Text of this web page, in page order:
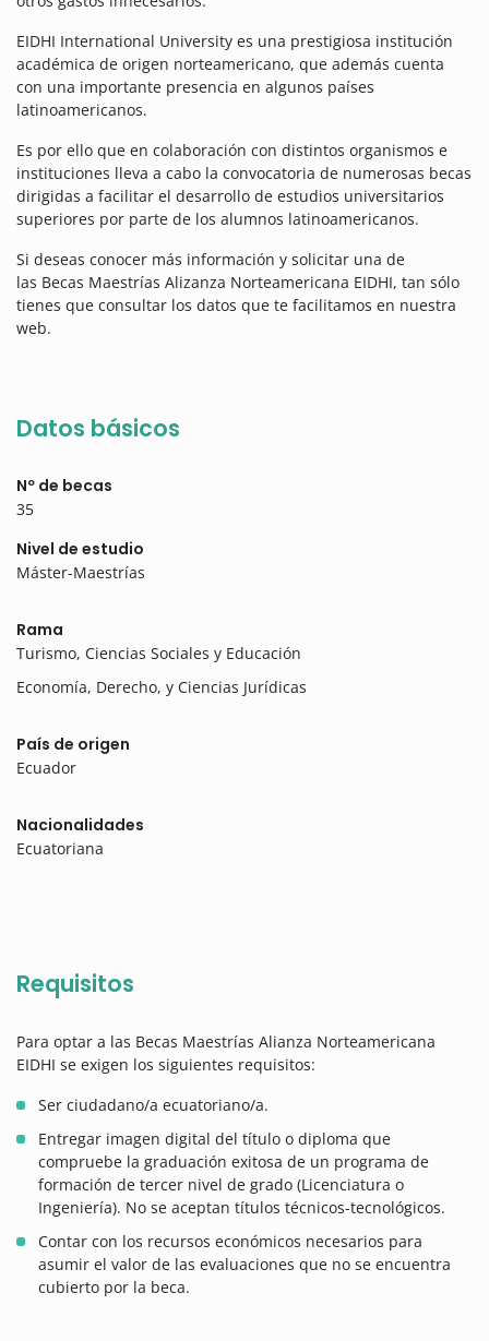
EIDHI International University es una prestigiosa institución
académica de origen norteamericano, que además cuenta
con una importante presencia en algunos países
latinoamericanos.
Es por ello que en colaboración con distintos organismos e
instituciones lleva a cabo la convocatoria de numerosas becas
dirigidas a facilitar el desarrollo de estudios universitarios
superiores por parte de los alumnos latinoamericanos.
Si deseas conocer más información y solicitar una de
las Becas Maestrías Alizanza Norteamericana EIDHI, tan sólo
tienes que consultar los datos que te facilitamos en nuestra
web.
Datos básicos
Nº de becas
35
Nivel de estudio
Máster-Maestrías
Rama
Turismo, Ciencias Sociales y Educación
Economía, Derecho, y Ciencias Jurídicas
País de origen
Ecuador
Nacionalidades
Ecuatoriana
Requisitos
Para optar a las Becas Maestrías Alianza Norteamericana
EIDHI se exigen los siguientes requisitos:
Ser ciudadano/a ecuatoriano/a.
Entregar imagen digital del título o diploma que
compruebe la graduación exitosa de un programa de
formación de tercer nivel de grado (Licenciatura o
Ingeniería). No se aceptan títulos técnicos-tecnológicos.
Contar con los recursos económicos necesarios para
asumir el valor de las evaluaciones que no se encuentra
cubierto por la beca.